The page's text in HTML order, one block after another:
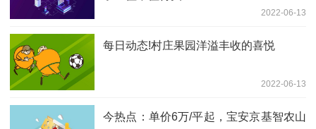
2022-06-13
每日动态!村庄果园洋溢丰收的喜悦
2022-06-13
今热点：单价6万/平起，宝安京基智农山